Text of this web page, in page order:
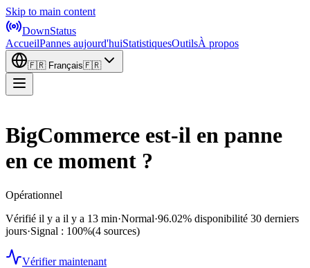
Skip to main content
DownStatus
AccueilPannes aujourd'huiStatistiquesOutilsÀ propos
🇫🇷 Français🇫🇷
BigCommerce est-il en panne
en ce moment ?
Opérationnel
Vérifié il y a il y a 13 min·Normal·96.02% disponibilité 30 derniers
jours·Signal : 100%(4 sources)
Vérifier maintenant